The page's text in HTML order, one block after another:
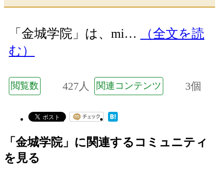
「金城学院」は、mi…
（全文を読
む）
閲覧数 427人 関連コンテンツ 3個
「金城学院」に関連するコミュニティ
を見る